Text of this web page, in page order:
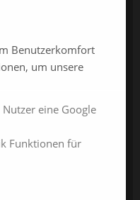
Benutzerkomfort
um unsere
eine Google
Funktionen für